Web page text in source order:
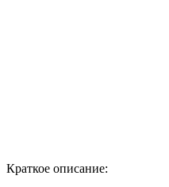
Краткое описание: